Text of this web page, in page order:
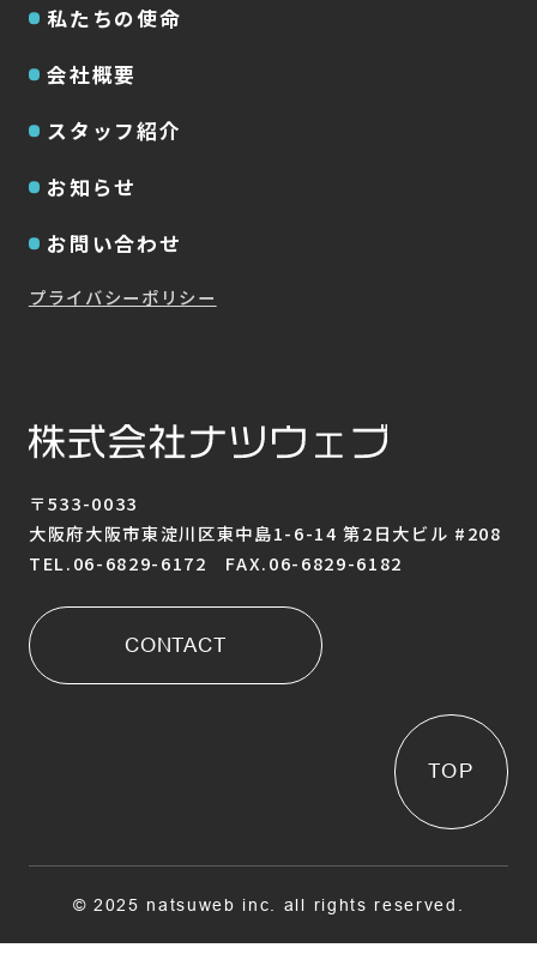
〒533-0033
大阪府大阪市東淀川区東中島1-6-14 第2日大ビル #208
TEL.06-6829-6172 FAX.06-6829-6182
CONTACT
私たちの使命
会社概要
スタッフ紹介
お知らせ
お問い合わせ
プライバシーポリシー
TOP
© 2025 natsuweb inc. all rights reserved.